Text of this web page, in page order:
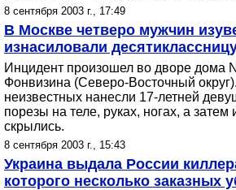
8 сентября 2003 г., 17:49
В Москве четверо мужчин
изнасиловали
Инцидент произошел во дворе дома
Фонвизина (Северо-Восточный
неизвестных нанесли 17-летней
порезы на теле, руках, ногах, а затем
скрылись.
8 сентября 2003 г., 15:43
Украина выдала России
которого несколько заказных